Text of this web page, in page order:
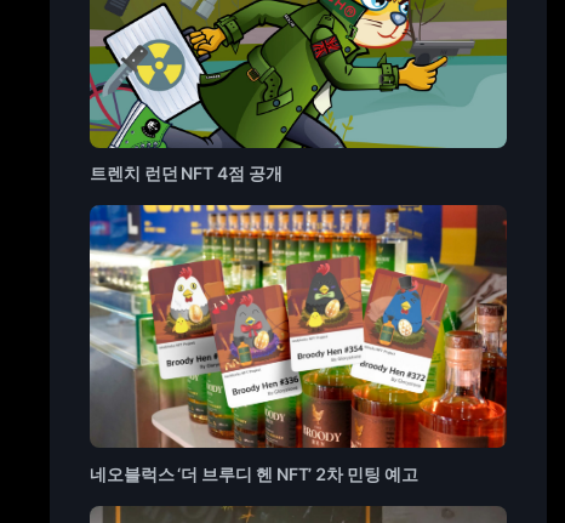
트렌치 런던 NFT 4점 공개
네오블럭스 ‘더 브루디 헨 NFT’ 2차 민팅 예고